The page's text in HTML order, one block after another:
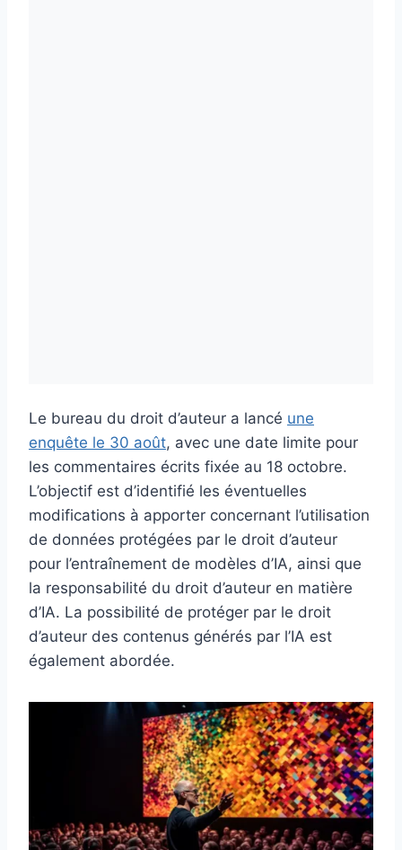
Le bureau du droit d’auteur a lancé une
enquête le 30 août, avec une date limite pour
les commentaires écrits fixée au 18 octobre.
L’objectif est d’identifié les éventuelles
modifications à apporter concernant l’utilisation
de données protégées par le droit d’auteur
pour l’entraînement de modèles d’IA, ainsi que
la responsabilité du droit d’auteur en matière
d’IA. La possibilité de protéger par le droit
d’auteur des contenus générés par l’IA est
également abordée.